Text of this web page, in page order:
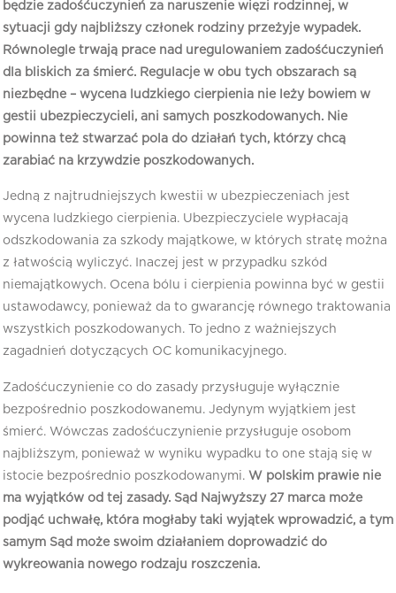
będzie zadośćuczynień za naruszenie więzi rodzinnej, w
sytuacji gdy najbliższy członek rodziny przeżyje wypadek.
Równolegle trwają prace nad uregulowaniem zadośćuczynień
dla bliskich za śmierć. Regulacje w obu tych obszarach są
niezbędne – wycena ludzkiego cierpienia nie leży bowiem w
gestii ubezpieczycieli, ani samych poszkodowanych. Nie
powinna też stwarzać pola do działań tych, którzy chcą
zarabiać na krzywdzie poszkodowanych.
Jedną z najtrudniejszych kwestii w ubezpieczeniach jest
wycena ludzkiego cierpienia. Ubezpieczyciele wypłacają
odszkodowania za szkody majątkowe, w których stratę można
z łatwością wyliczyć. Inaczej jest w przypadku szkód
niemajątkowych. Ocena bólu i cierpienia powinna być w gestii
ustawodawcy, ponieważ da to gwarancję równego traktowania
wszystkich poszkodowanych. To jedno z ważniejszych
zagadnień dotyczących OC komunikacyjnego.
Zadośćuczynienie co do zasady przysługuje wyłącznie
bezpośrednio poszkodowanemu. Jedynym wyjątkiem jest
śmierć. Wówczas zadośćuczynienie przysługuje osobom
najbliższym, ponieważ w wyniku wypadku to one stają się w
istocie bezpośrednio poszkodowanymi. W polskim prawie nie
ma wyjątków od tej zasady. Sąd Najwyższy 27 marca może
podjąć uchwałę, która mogłaby taki wyjątek wprowadzić, a tym
samym Sąd może swoim działaniem doprowadzić do
wykreowania nowego rodzaju roszczenia.